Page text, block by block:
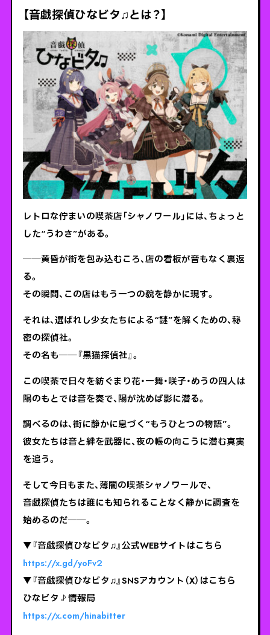
【音戯探偵ひなビタ♫とは？】
レトロな佇まいの喫茶店「シャノワール」には、ちょっと
した“うわさ”がある。
――黄昏が街を包み込むころ、店の看板が音もなく裏返
る。
その瞬間、この店はもう一つの貌を静かに現す。
それは、選ばれし少女たちによる“謎”を解くための、秘
密の探偵社。
その名も――『黒猫探偵社』。
この喫茶で日々を紡ぐまり花・一舞・咲子・めうの四人は
陽のもとでは音を奏で、陽が沈めば影に潜る。
調べるのは、街に静かに息づく“もうひとつの物語”。
彼女たちは音と絆を武器に、夜の帳の向こうに潜む真実
を追う。
そして今日もまた、薄闇の喫茶シャノワールで、
音戯探偵たちは誰にも知られることなく静かに調査を
始めるのだ――。
▼『音戯探偵ひなビタ♫』公式WEBサイトはこちら
https://x.gd/yoFv2
▼『音戯探偵ひなビタ♫』SNSアカウント（X）はこちら
ひなビタ♪情報局
https://x.com/hinabitter